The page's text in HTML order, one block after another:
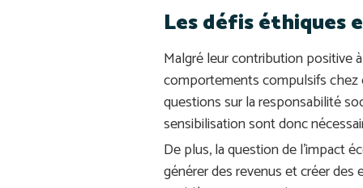
Les défis éthiques
Malgré leur contribution positive
comportements compulsifs chez
questions sur la responsabilité
sensibilisation sont donc
De plus, la question de l’impact
générer des revenus et créer